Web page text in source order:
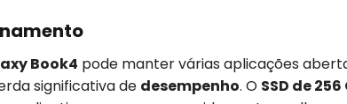
Book4 pode manter várias aplicações
significativa de desempenho. O SSD de 256